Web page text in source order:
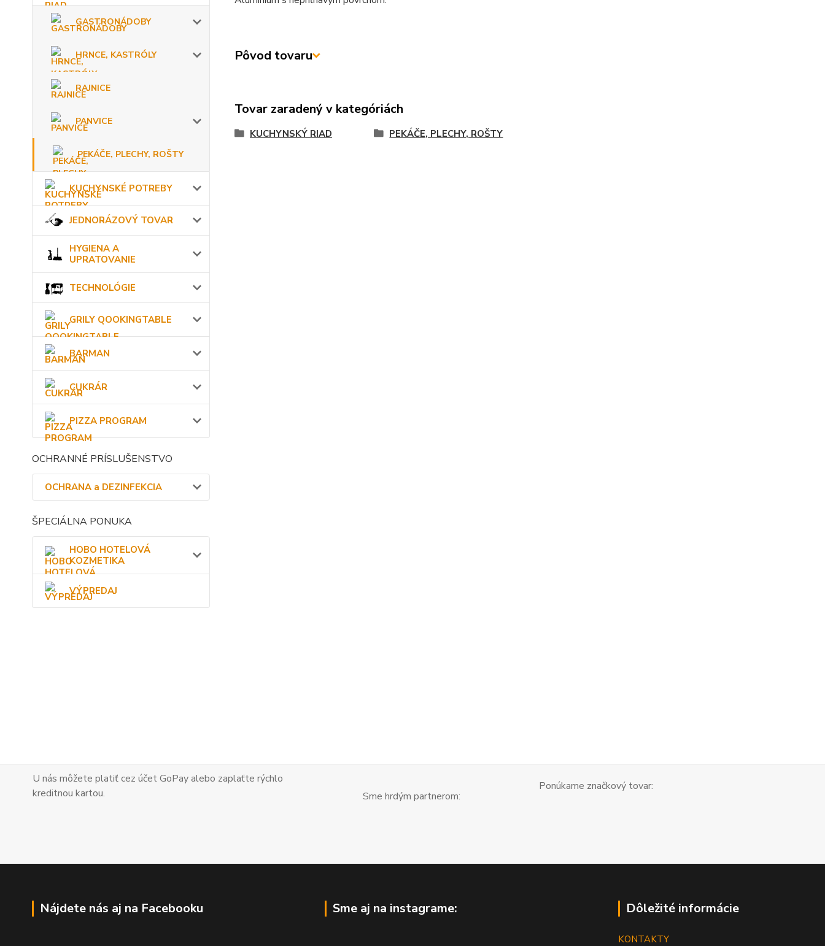
GASTRONÁDOBY
HRNCE, KASTRÓLY
RAJNICE
PANVICE
PEKÁČE, PLECHY, ROŠTY
KUCHYNSKÉ POTREBY
JEDNORÁZOVÝ TOVAR
HYGIENA A
UPRATOVANIE
TECHNOLÓGIE
GRILY QOOKINGTABLE
BARMAN
CUKRÁR
PIZZA PROGRAM
OCHRANNÉ PRÍSLUŠENSTVO
OCHRANA a DEZINFEKCIA
ŠPECIÁLNA PONUKA
HOBO HOTELOVÁ
KOZMETIKA
VÝPREDAJ
Pôvod tovaru
Tovar zaradený v kategóriách
KUCHYNSKÝ RIAD PEKÁČE, PLECHY, ROŠTY
U nás môžete platiť cez účet GoPay alebo zaplaťte rýchlo
kreditnou kartou.
Sme hrdým partnerom:
Ponúkame značkový tovar:
Nájdete nás aj na Facebooku Sme aj na instagrame: Dôležité informácie
KONTAKTY